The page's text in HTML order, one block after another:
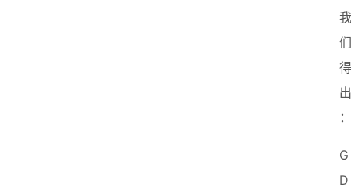
我
们
得
出
：
G
D